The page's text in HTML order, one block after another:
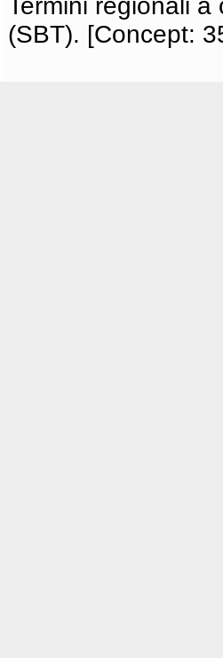
Termini regionali a
(SBT). [Concept: